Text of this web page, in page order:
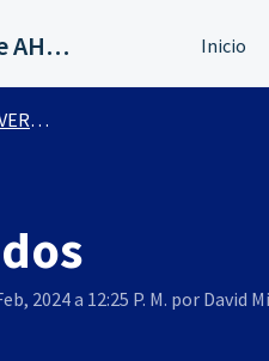
Servicios al canal de distribución de AHORA Inicio
2024 a 12:25 P. M. por David